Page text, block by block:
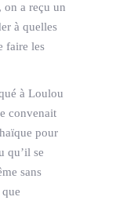
on a reçu un
à quelles
faire les
à Loulou
convenait
pour
qu’il se
sans